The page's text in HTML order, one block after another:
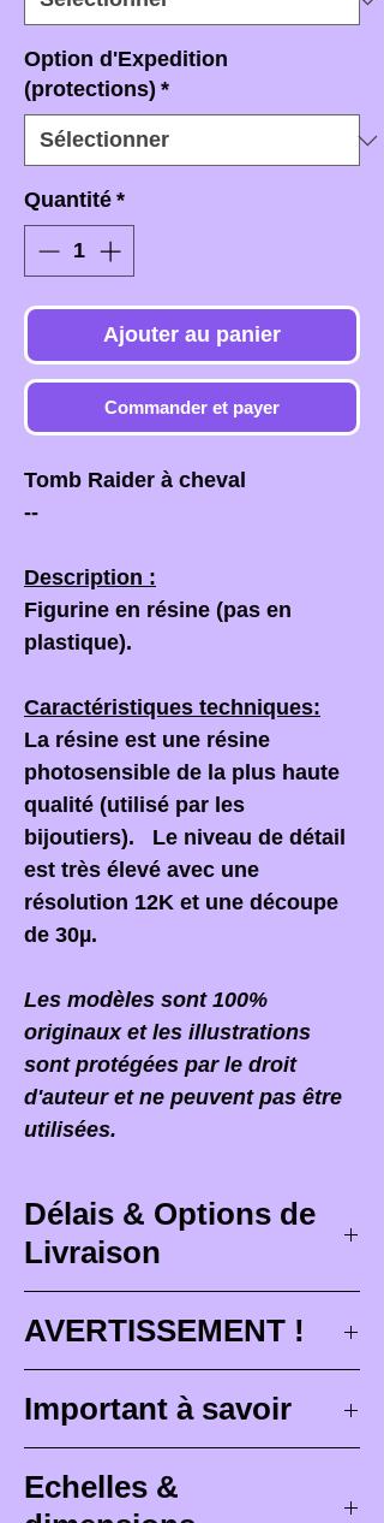
Option d'Expedition
(protections) *
Quantité *
Ajouter au panier
Commander et payer
Tomb Raider à cheval
--
Description :
Figurine en résine (pas en
plastique).
Caractéristiques techniques:
La résine est une résine
photosensible de la plus haute
qualité (utilisé par les
bijoutiers). Le niveau de détail
est très élevé avec une
résolution 12K et une découpe
de 30µ.
Les modèles sont 100%
originaux et les illustrations
sont protégées par le droit
d'auteur et ne peuvent pas être
utilisées.
Délais & Options de
Livraison
Les délais de livraison
correspondent à des délais
maximum de conception (3 à 4
semaines ), de peinture pour les
figurine peintes (
AVERTISSEMENT !
commande,il est PRIMORDIAL
d'ouvrir votre colis devant le
facteur
ou le transporteur qui
Important à savoir
peintes)sont prévues pour être
Echelles &